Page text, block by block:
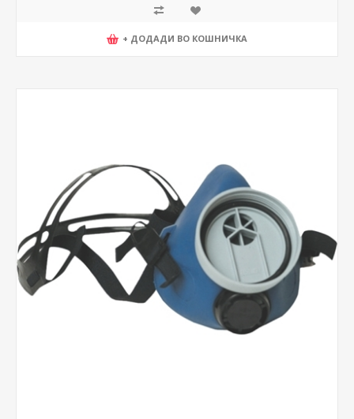
+ ДОДАДИ ВО КОШНИЧКА